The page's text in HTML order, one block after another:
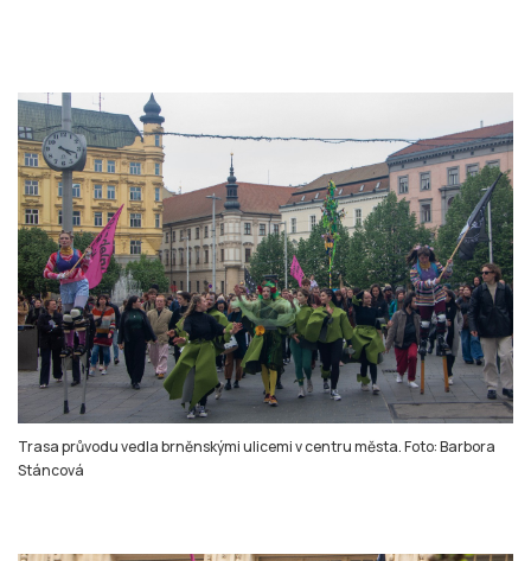
Trasa průvodu vedla brněnskými ulicemi v centru města. Foto: Barbora
Stáncová